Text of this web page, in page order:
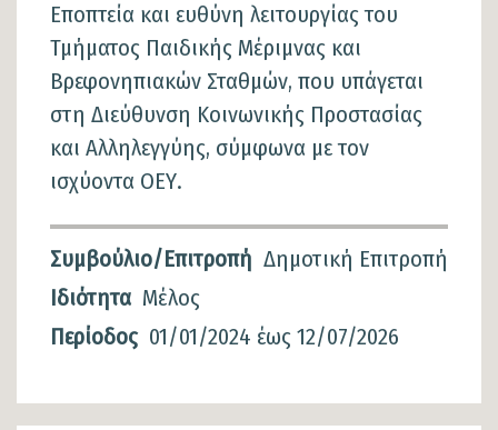
Εποπτεία και ευθύνη λειτουργίας του
Τμήματος Παιδικής Μέριμνας και
Βρεφονηπιακών Σταθμών, που υπάγεται
στη Διεύθυνση Κοινωνικής Προστασίας
και Αλληλεγγύης, σύμφωνα με τον
ισχύοντα ΟΕΥ.
Συμβούλιο/Επιτροπή Δημοτική Επιτροπή
Ιδιότητα Μέλος
Περίοδος 01/01/2024 έως 12/07/2026